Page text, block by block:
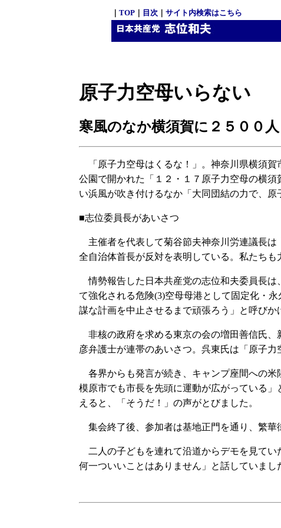
TOP｜ 目次｜ サイト内検索はこちら
原子力空母いらない
寒風のなか横須賀に２５００人
「原子力空母はくるな！」。神奈川県横須賀
公園で開かれた「１２・１７原子力空母の横
い浜風が吹き付けるなか「大同団結の力で、
■志位委員長があいさつ
主催者を代表して菊谷節夫神奈川労連議長は
全自治体首長が反対を表明している。私たち
情勢報告した日本共産党の志位和夫委員長は
て強化される危険(3)空母母港として固定化・
謀な計画を中止させるまで頑張ろう」と呼びか
非核の政府を求める東京の会の増田善信氏、
彦弁護士が連帯のあいさつ。呉東氏は「原子
各界からも発言が続き、キャンプ座間への米
模原市でも市長を先頭に運動が広がっている
えると、「そうだ！」の声がとびました。
集会終了後、参加者は基地正門を通り、繁華
二人の子どもを連れて沿道からデモを見てい
何一ついいことはありません」と話していまし